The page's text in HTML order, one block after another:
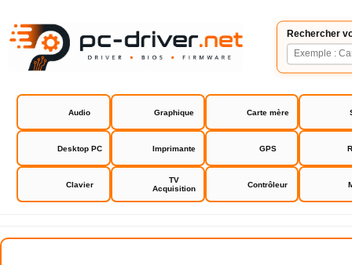
Rechercher
Audio Graphique Carte mère
Desktop PC Imprimante GPS
Clavier
TV
Acquisition
Contrôleur
Acer Aspire 5920 driver